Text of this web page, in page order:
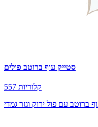
סטייק עוף ברוטב פולים
557 קלוריות
ברוטב עם פול ירוק וגזר גמדי